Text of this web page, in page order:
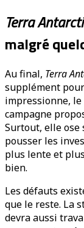
Terra
malgré
Au final, Terra
supplément pour
impressionne,
campagne
Surtout, elle ose
pousser les
plus lente et
bien.
Les défauts
que le reste. La
devra aussi